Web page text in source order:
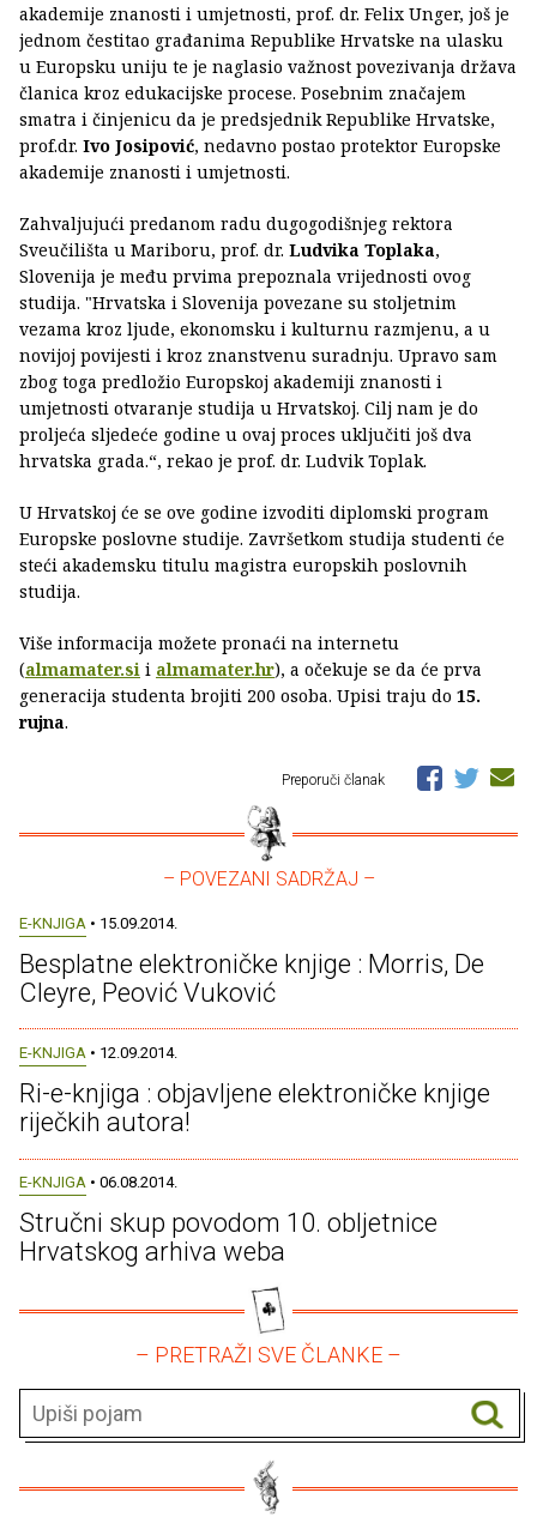
akademije znanosti i umjetnosti, prof. dr. Felix Unger, još je
jednom čestitao građanima Republike Hrvatske na ulasku
u Europsku uniju te je naglasio važnost povezivanja država
članica kroz edukacijske procese. Posebnim značajem
smatra i činjenicu da je predsjednik Republike Hrvatske,
prof.dr. Ivo Josipović, nedavno postao protektor Europske
akademije znanosti i umjetnosti.
Zahvaljujući predanom radu dugogodišnjeg rektora
Sveučilišta u Mariboru, prof. dr. Ludvika Toplaka,
Slovenija je među prvima prepoznala vrijednosti ovog
studija. "Hrvatska i Slovenija povezane su stoljetnim
vezama kroz ljude, ekonomsku i kulturnu razmjenu, a u
novijoj povijesti i kroz znanstvenu suradnju. Upravo sam
zbog toga predložio Europskoj akademiji znanosti i
umjetnosti otvaranje studija u Hrvatskoj. Cilj nam je do
proljeća sljedeće godine u ovaj proces uključiti još dva
hrvatska grada.“, rekao je prof. dr. Ludvik Toplak.
U Hrvatskoj će se ove godine izvoditi diplomski program
Europske poslovne studije. Završetkom studija studenti će
steći akademsku titulu magistra europskih poslovnih
studija.
Više informacija možete pronaći na internetu
(almamater.si i almamater.hr), a očekuje se da će prva
generacija studenta brojiti 200 osoba. Upisi traju do 15.
rujna.
Preporuči članak
– POVEZANI SADRŽAJ –
E-KNJIGA • 15.09.2014.
Besplatne elektroničke knjige : Morris, De
Cleyre, Peović Vuković
E-KNJIGA • 12.09.2014.
Ri-e-knjiga : objavljene elektroničke knjige
riječkih autora!
E-KNJIGA • 06.08.2014.
Stručni skup povodom 10. obljetnice
Hrvatskog arhiva weba
– PRETRAŽI SVE ČLANKE –